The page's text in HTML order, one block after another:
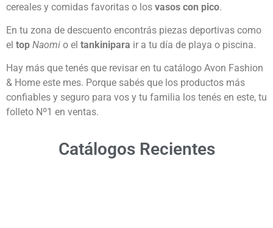
cereales y comidas favoritas o los vasos con pico.
En tu zona de descuento encontrás piezas deportivas como
el top Naomi o el tankinipara ir a tu día de playa o piscina.
Hay más que tenés que revisar en tu catálogo Avon Fashion
& Home este mes. Porque sabés que los productos más
confiables y seguro para vos y tu familia los tenés en este, tu
folleto Nº1 en ventas.
Catálogos Recientes